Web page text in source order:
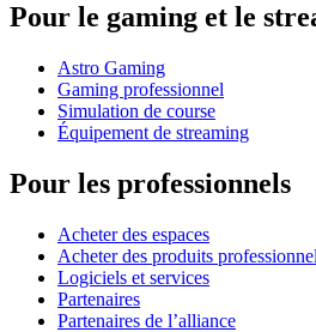
Pour le gaming et le
Astro Gaming
Gaming professionnel
Simulation de course
Équipement de streaming
Pour les professionnels
Acheter des espaces
Acheter des produits
Logiciels et services
Partenaires
Partenaires de l’alliance